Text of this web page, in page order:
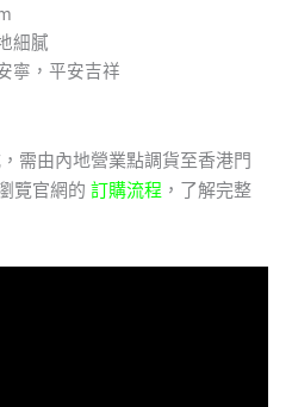
細膩
寧，平安吉祥
需由內地營業點調貨至香港門
覽官網的 訂購流程 ，了解完整